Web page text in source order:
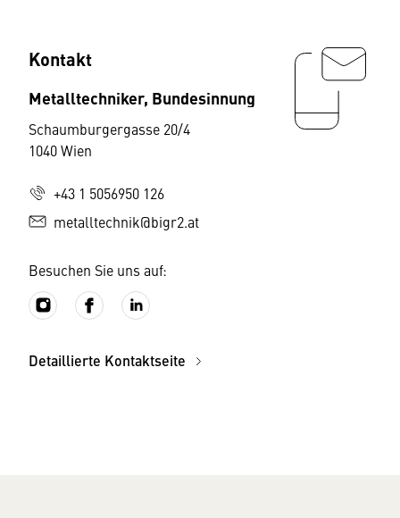
Kontakt
Metalltechniker, Bundesinnung
Schaumburgergasse 20/4
1040 Wien
+43 1 5056950 126
metalltechnik@bigr2.at
Besuchen Sie uns auf:
Detaillierte Kontaktseite